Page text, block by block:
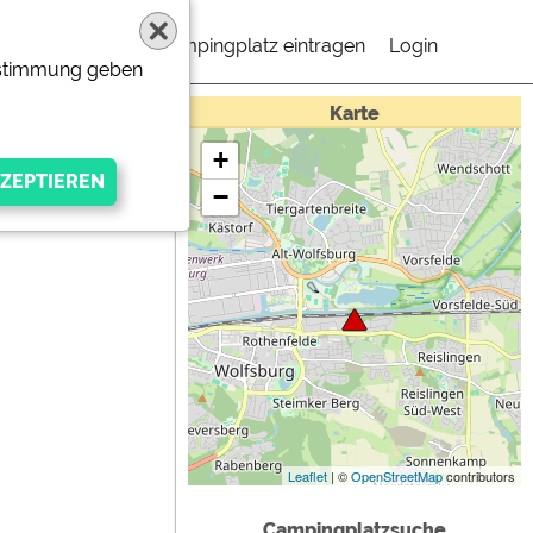
Campingplatz eintragen Login
Karte
+
−
Leaflet | ©OpenStreetMapcontributors
geben